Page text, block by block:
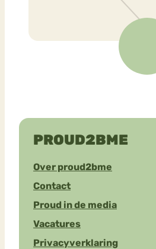
PROUD2BME
Over proud2bme
Contact
Proud in de media
Vacatures
Privacyverklaring